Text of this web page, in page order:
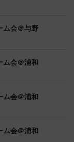
ム会＠与野
ム会＠浦和
ム会＠浦和
ム会＠浦和